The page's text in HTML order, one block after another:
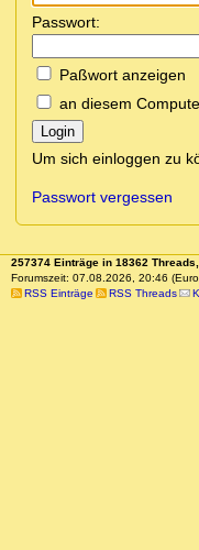
Passwort:
Paßwort anzeigen
an diesem
Login
Um sich einloggen zu
Passwort vergessen
257374 Einträge in 18362
Forumszeit: 07.08.2026, 20:46
RSS Einträge
RSS Threads